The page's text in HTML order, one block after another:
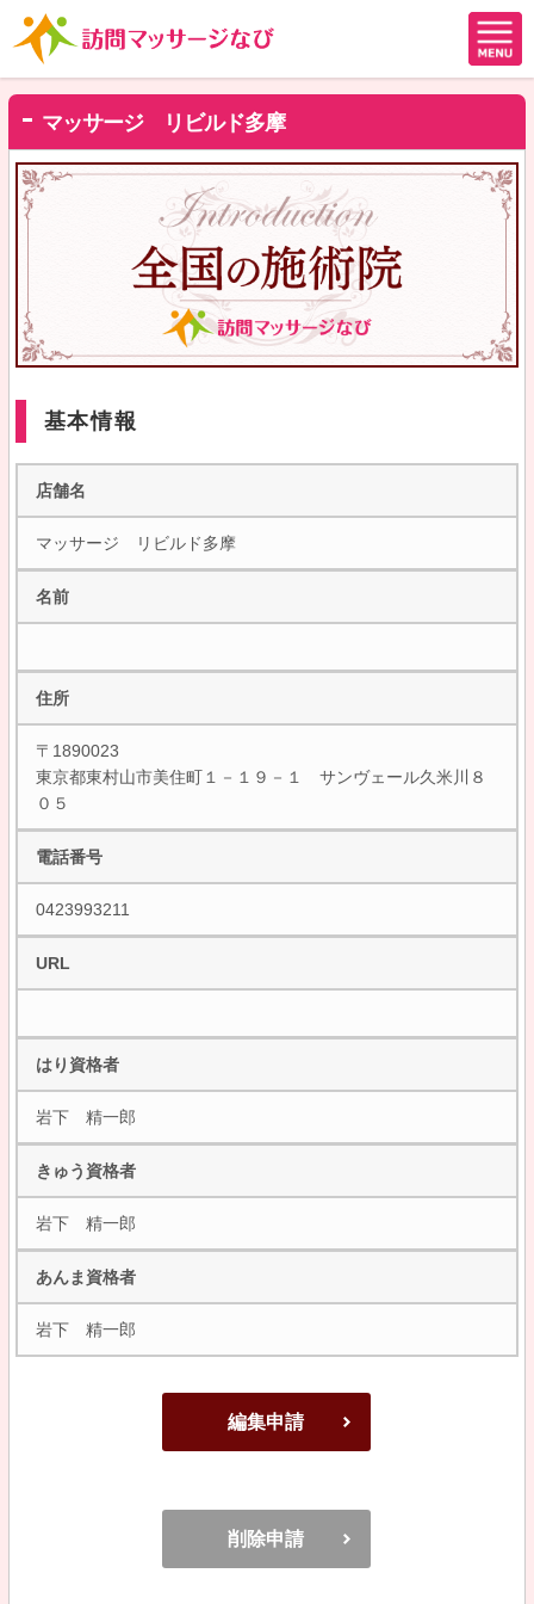
マッサージ リビルド多摩
基本情報
店舗名
マッサージ リビルド多摩
名前
住所
〒1890023
東京都東村山市美住町１－１９－１ サンヴェール久米川８
０５
電話番号
0423993211
URL
はり資格者
岩下 精一郎
きゅう資格者
岩下 精一郎
あんま資格者
岩下 精一郎
編集申請
削除申請